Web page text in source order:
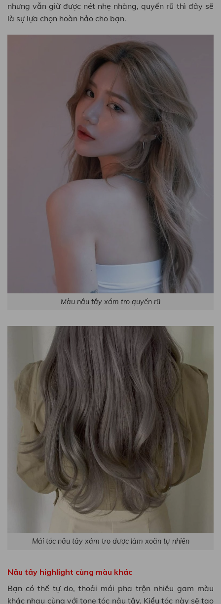
nhưng vẫn giữ được nét nhẹ nhàng, quyến rũ thì đây sẽ
là sự lựa chọn hoàn hảo cho bạn.
Màu nâu tây xám tro quyến rũ
Mái tóc nâu tây xám tro được làm xoăn tự nhiên
Nâu tây highlight cùng màu khác
Bạn có thể tự do, thoải mái pha trộn nhiều gam màu
khác nhau cùng với tone tóc nâu tây. Kiểu tóc này sẽ tạo